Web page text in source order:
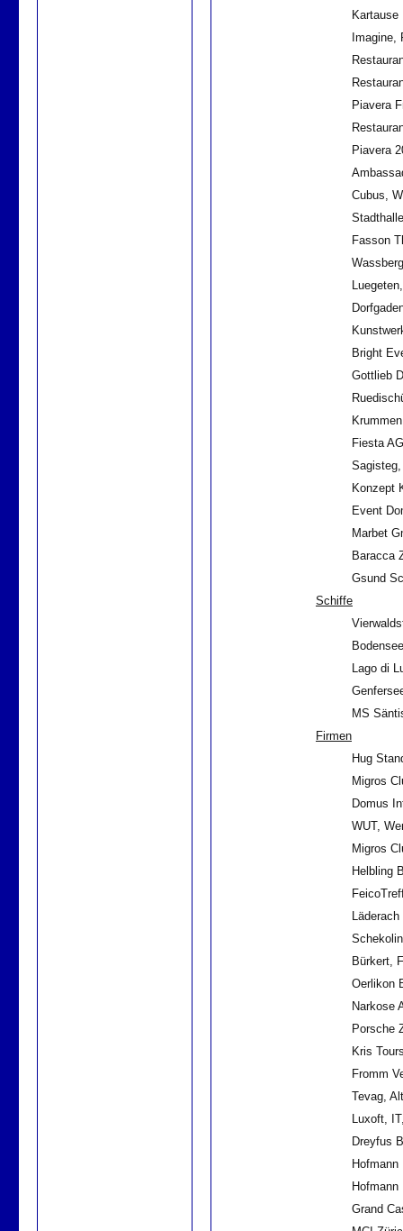
Kartause
Imagine,
Piavera
Piavera
Cubus,
Fasson
Bright
Gottlieb
Fiesta
Konzept
Event
Marbet
Baracca
Gsund
Schiffe
Lago di
MS
Firmen
Hug
Migros
Domus
WUT,
Migros
Helbling
Bürkert,
Oerlikon
Narkose
Porsche
Kris
Fromm
Tevag,
Luxoft,
Dreyfus
Grand